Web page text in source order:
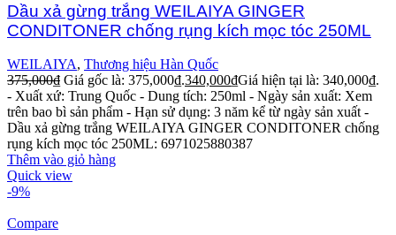
Dầu xả gừng trắng WEILAIYA GINGER
CONDITONER chống rụng kích mọc tóc 250ML
WEILAIYA, Thương hiệu Hàn Quốc
375,000₫ Giá gốc là: 375,000₫.340,000₫Giá hiện tại là: 340,000₫.
- Xuất xứ: Trung Quốc - Dung tích: 250ml - Ngày sản xuất: Xem
trên bao bì sản phẩm - Hạn sử dụng: 3 năm kể từ ngày sản xuất -
Dầu xả gừng trắng WEILAIYA GINGER CONDITONER chống
rụng kích mọc tóc 250ML: 6971025880387
Thêm vào giỏ hàng
Quick view
-9%
Compare